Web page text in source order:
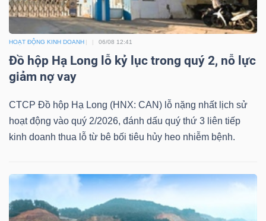
HOẠT ĐỘNG KINH DOANH 06/08 12:41
Đồ hộp Hạ Long lỗ kỷ lục trong quý 2, nỗ lực
giảm nợ vay
CTCP Đồ hộp Hạ Long (HNX: CAN) lỗ nặng nhất lịch sử
hoạt động vào quý 2/2026, đánh dấu quý thứ 3 liên tiếp
kinh doanh thua lỗ từ bê bối tiêu hủy heo nhiễm bệnh.